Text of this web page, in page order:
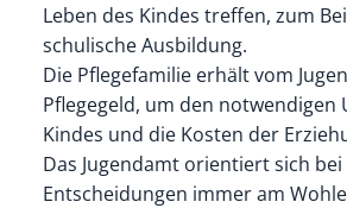
Leben des Kindes treffen, zum
schulische Ausbildung.
Die Pflegefamilie erhält vom
Pflegegeld, um den notwendigen
Kindes und die Kosten der
Das Jugendamt orientiert sich bei
Entscheidungen immer am